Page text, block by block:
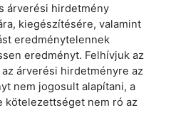
árverési hirdetmény
kiegészítésére, valamint
eredménytelennek
eredményt. Felhívjuk az
árverési hirdetményre az
nem jogosult alapítani, a
kötelezettséget nem ró az